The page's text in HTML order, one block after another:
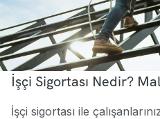
İşçi Sigortası Nedir?
İşçi sigortası ile